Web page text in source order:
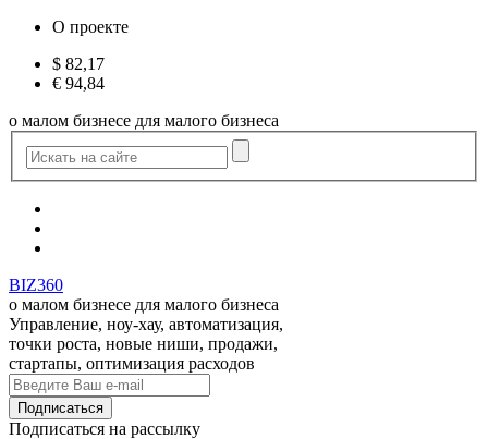
О проекте
$ 82,17
€ 94,84
о малом бизнесе для малого бизнеса
BIZ360
о малом бизнесе для малого бизнеса
Управление, ноу-хау, автоматизация,
точки роста, новые ниши, продажи,
стартапы, оптимизация расходов
Подписаться на рассылку